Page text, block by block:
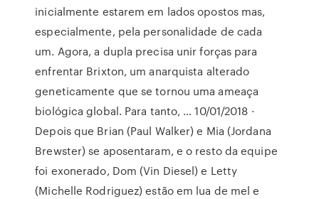
inicialmente estarem em lados opostos mas,
especialmente, pela personalidade de cada
um. Agora, a dupla precisa unir forças para
enfrentar Brixton, um anarquista alterado
geneticamente que se tornou uma ameaça
biológica global. Para tanto, … 10/01/2018 ·
Depois que Brian (Paul Walker) e Mia (Jordana
Brewster) se aposentaram, e o resto da equipe
foi exonerado, Dom (Vin Diesel) e Letty
(Michelle Rodriguez) estão em lua de mel e